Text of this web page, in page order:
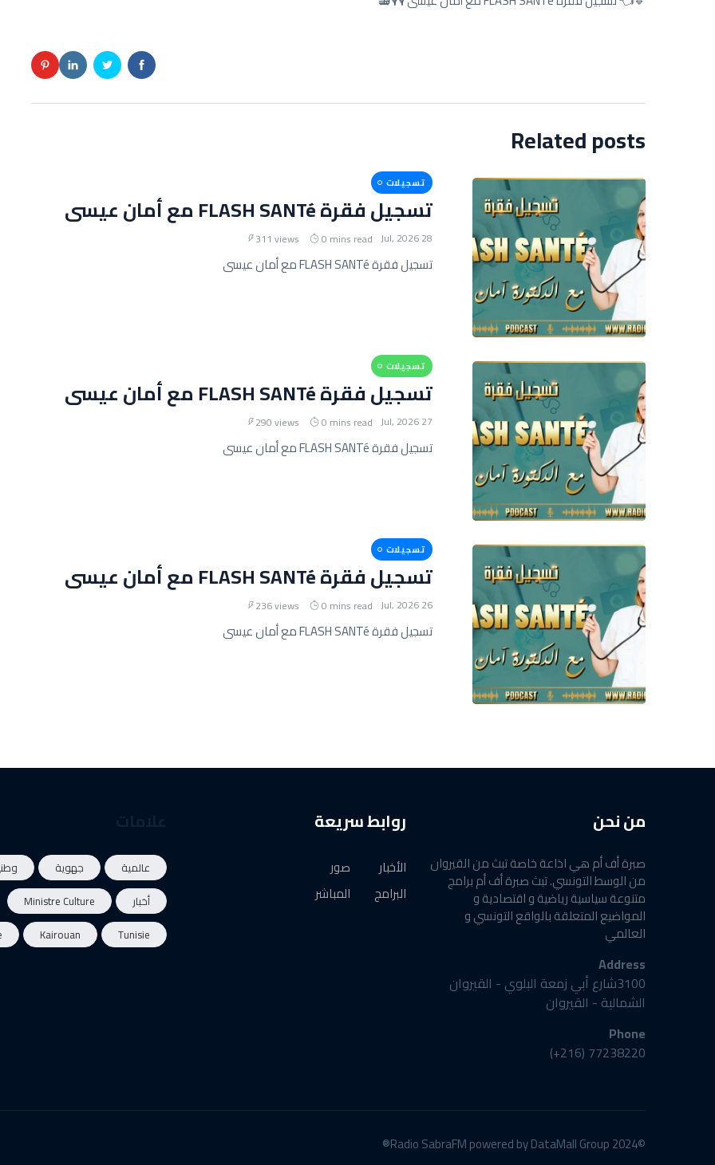
Related posts
تسجيلات
تسجيل فقرة FLASH SANTé مع أمان عيسى
28 Jul, 2026
0 mins read
311 views
تسجيل فقرة FLASH SANTé مع أمان عيسى
تسجيلات
تسجيل فقرة FLASH SANTé مع أمان عيسى
27 Jul, 2026
0 mins read
290 views
تسجيل فقرة FLASH SANTé مع أمان عيسى
تسجيلات
تسجيل فقرة FLASH SANTé مع أمان عيسى
26 Jul, 2026
0 mins read
236 views
تسجيل فقرة FLASH SANTé مع أمان عيسى
من نحن
صبرة أف أم هي اذاعة خاصة تبث من القيروان
من الوسط التونسي. تبث صبرة أف أم برامج
متنوعة سياسية رياضية و اقتصادية و
المواضيع المتعلقة بالواقع التونسي و
العالمي
Address
3100شارع أبي زمعة البلوي - القيروان
الشمالية - القيروان
Phone
77238220 (216+)
روابط سريعة
الأخبار
البرامج
صور
المباشر
عالمية جهوية
أخبار
Ministre Culture
Tunisie
Kairouan
©2024 Radio SabraFM powered by DataMall Group®